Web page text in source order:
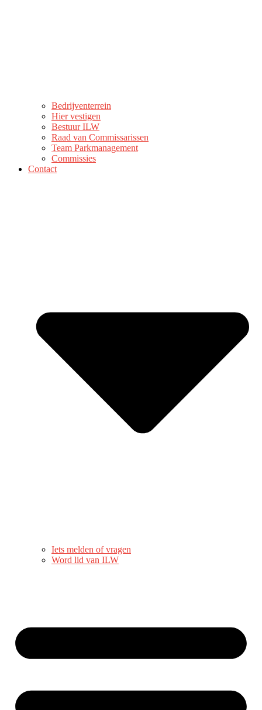
Bedrijventerrein
Hier vestigen
Bestuur ILW
Raad van Commissarissen
Team Parkmanagement
Commissies
Contact
Iets melden of vragen
Word lid van ILW